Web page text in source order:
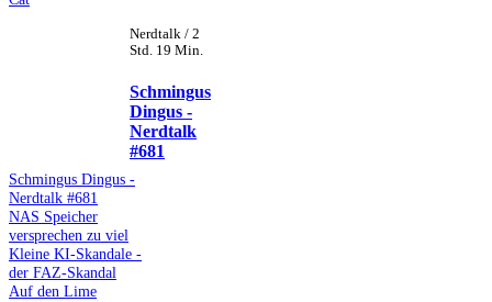
Nerdtalk / 2
Std. 19 Min.
Schmingus
Dingus -
Nerdtalk
#681
Schmingus Dingus -
Nerdtalk #681
NAS Speicher
versprechen zu viel
Kleine KI-Skandale -
der FAZ-Skandal
Auf den Lime